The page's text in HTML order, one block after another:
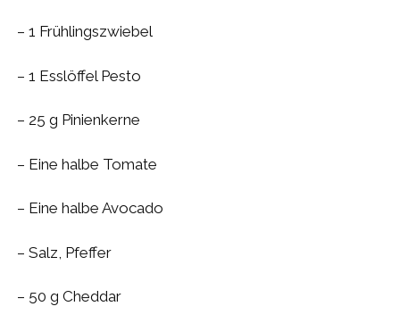
– 1 Frühlingszwiebel
– 1 Esslöffel Pesto
– 25 g Pinienkerne
– Eine halbe Tomate
– Eine halbe Avocado
– Salz, Pfeffer
– 50 g Cheddar